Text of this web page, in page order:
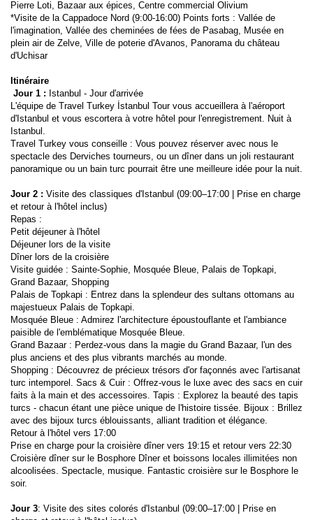
Pierre Loti, Bazaar aux épices, Centre commercial Olivium
*Visite de la Cappadoce Nord (9:00-16:00) Points forts : Vallée de
l'imagination, Vallée des cheminées de fées de Pasabag, Musée en
plein air de Zelve, Ville de poterie d'Avanos, Panorama du château
d'Uchisar
Itinéraire
Jour 1 : Istanbul - Jour d'arrivée
L'équipe de Travel Turkey İstanbul Tour vous accueillera à l'aéroport
d'Istanbul et vous escortera à votre hôtel pour l'enregistrement. Nuit à
Istanbul.
Travel Turkey vous conseille : Vous pouvez réserver avec nous le
spectacle des Derviches tourneurs, ou un dîner dans un joli restaurant
panoramique ou un bain turc pourrait être une meilleure idée pour la nuit.
Jour 2 : Visite des classiques d'Istanbul (09:00–17:00 | Prise en charge
et retour à l'hôtel inclus)
Repas :
Petit déjeuner à l'hôtel
Déjeuner lors de la visite
Dîner lors de la croisière
Visite guidée : Sainte-Sophie, Mosquée Bleue, Palais de Topkapi,
Grand Bazaar, Shopping
Palais de Topkapi : Entrez dans la splendeur des sultans ottomans au
majestueux Palais de Topkapi.
Mosquée Bleue : Admirez l'architecture époustouflante et l'ambiance
paisible de l'emblématique Mosquée Bleue.
Grand Bazaar : Perdez-vous dans la magie du Grand Bazaar, l'un des
plus anciens et des plus vibrants marchés au monde.
Shopping : Découvrez de précieux trésors d'or façonnés avec l'artisanat
turc intemporel. Sacs & Cuir : Offrez-vous le luxe avec des sacs en cuir
faits à la main et des accessoires. Tapis : Explorez la beauté des tapis
turcs - chacun étant une pièce unique de l'histoire tissée. Bijoux : Brillez
avec des bijoux turcs éblouissants, alliant tradition et élégance.
Retour à l'hôtel vers 17:00
Prise en charge pour la croisière dîner vers 19:15 et retour vers 22:30
Croisière dîner sur le Bosphore Dîner et boissons locales illimitées non
alcoolisées. Spectacle, musique. Fantastic croisière sur le Bosphore le
soir.
Jour 3: Visite des sites colorés d'Istanbul (09:00–17:00 | Prise en